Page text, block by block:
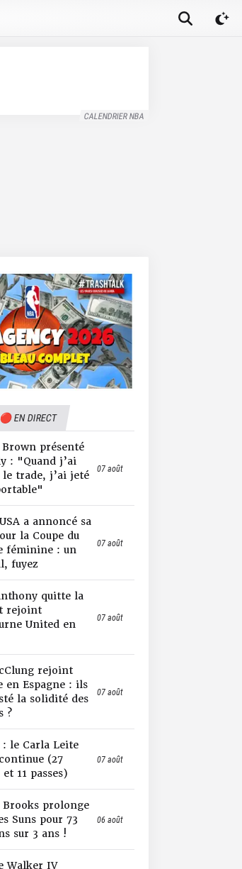
CALENDRIER NBA
🔴 EN DIRECT
Brown présenté
: "Quand j’ai
le trade, j’ai jeté
07 août
a annoncé sa
la Coupe du
féminine : un
fuyez
07 août
quitte la
rejoint
United en
07 août
rejoint
en Espagne : ils
la solidité des
?
07 août
: le Carla Leite
(27
11 passes)
07 août
prolonge
Suns pour 73
sur 3 ans !
06 août
Walker IV